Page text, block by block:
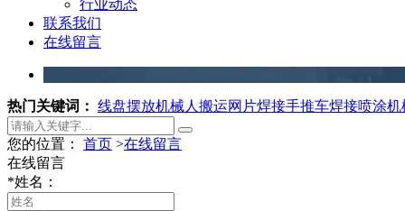
行业动态
联系我们
在线留言
热门关键词： 线盘摆放机械人搬运网片焊接手推车焊接喷涂机
您的位置： 首页 >在线留言
在线留言
*姓名：